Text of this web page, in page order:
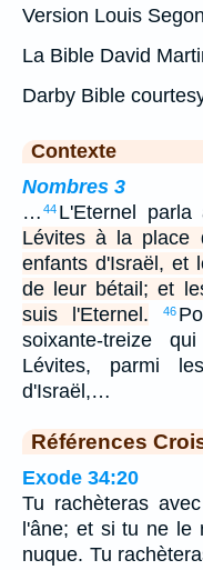
Version Louis
La Bible David
Darby Bible
Contexte
Nombres 3
… 44 L'Eternel
Lévites à la place
enfants d'Israël, et
de leur bétail; et
suis l'Eternel.
46
soixante-treize
Lévites, parmi
d'Israël,…
Références
Exode 34:20
Tu rachèteras
l'âne; et si tu ne le
nuque. Tu